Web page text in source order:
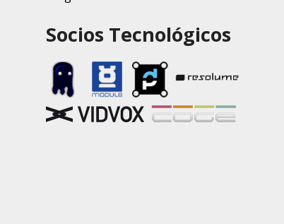
Socios Tecnológicos